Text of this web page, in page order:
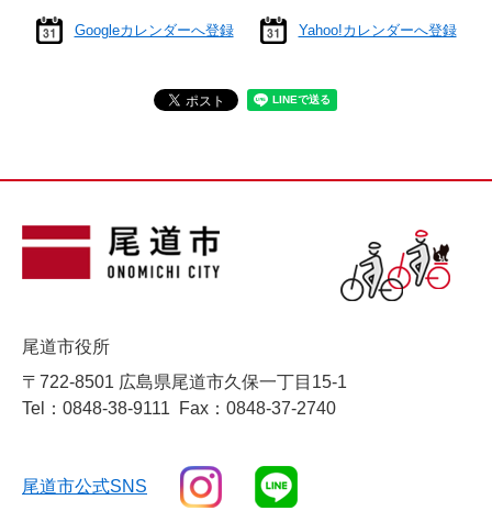
Googleカレンダーへ登録 Yahoo!カレンダーへ登録
尾道市役所
〒722-8501 広島県尾道市久保一丁目15-1
Tel：0848-38-9111
Fax：0848-37-2740
尾道市公式SNS